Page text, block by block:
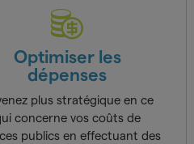
Optimiser les
dépenses
plus stratégique en ce
concerne vos coûts de
publics en effectuant des